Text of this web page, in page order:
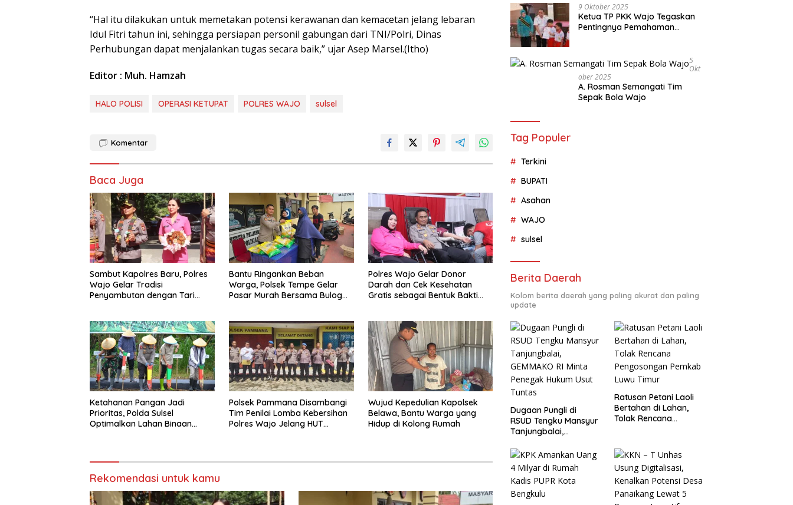
“Hal itu dilakukan untuk memetakan potensi kerawanan dan kemacetan jelang lebaran
Idul Fitri tahun ini, sehingga persiapan personil gabungan dari TNI/Polri, Dinas
Perhubungan dapat menjalankan tugas secara baik,” ujar Asep Marsel.(Itho)
Editor : Muh. Hamzah
HALO POLISI OPERASI KETUPAT POLRES WAJO sulsel
Komentar
Baca Juga
Sambut Kapolres Baru, Polres
Wajo Gelar Tradisi
Penyambutan dengan Tari
Bantu Ringankan Beban
Warga, Polsek Tempe Gelar
Pasar Murah Bersama Bulog
Polres Wajo Gelar Donor
Darah dan Cek Kesehatan
Gratis sebagai Bentuk Bakti
Ketahanan Pangan Jadi
Prioritas, Polda Sulsel
Optimalkan Lahan Binaan
Polsek Pammana Disambangi
Tim Penilai Lomba Kebersihan
Polres Wajo Jelang HUT
Wujud Kepedulian Kapolsek
Belawa, Bantu Warga yang
Hidup di Kolong Rumah
Rekomendasi untuk kamu
9 Oktober 2025
Ketua TP PKK Wajo Tegaskan
Pentingnya Pemahaman
5
Okt
Ober 2025
A. Rosman Semangati Tim
Sepak Bola Wajo
Tag Populer
Terkini
BUPATI
Asahan
WAJO
sulsel
Berita Daerah
Kolom berita daerah yang paling akurat dan paling
update
Dugaan Pungli di
RSUD Tengku Mansyur
Tanjungbalai,
Penegak Hukum Usut
Tuntas
Ratusan Petani Laoli
Bertahan di Lahan,
Tolak Rencana